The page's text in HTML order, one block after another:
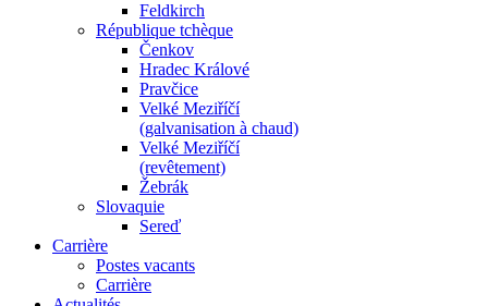
Feldkirch
République tchèque
Čenkov
Hradec Králové
Pravčice
Velké Meziříčí
(galvanisation à chaud)
Velké Meziříčí
(revêtement)
Žebrák
Slovaquie
Sereď
Carrière
Postes vacants
Carrière